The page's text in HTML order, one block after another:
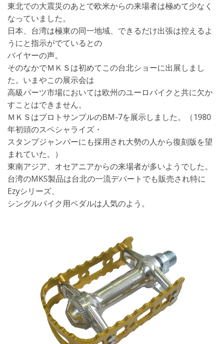
東北での大震災のあとで欧米からの来場者は極めて少なく
なっていました。
日本、台湾は極東の同一地域、できるだけ出張は控えるよ
うにと指示がでているとの
バイヤーの声。
そのなかでＭＫＳは初めてこの台北ショーに出展しまし
た。いまやこの展示会は
高級パーツ市場においては欧州のユーロバイクと共に欠か
すことはできません。
ＭＫＳはプロトサンプルのBM-7を展示しました。（1980
年初頭のスペシャライズ・
スタンプジャンパーにも採用され大勢の人から復刻版を望
まれていた。）
東南アジア、オセアニアからの来場者が多いようでした。
台湾のMKS製品は台北の一流デパートでも販売され特に
Ezyシリーズ、
シングルバイク用ペダルは人気のよう。